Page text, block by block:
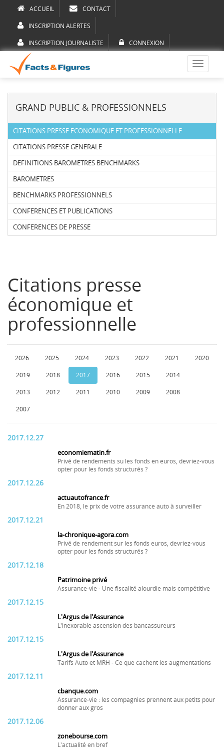
ACCUEIL CONTACT
INSCRIPTION ALERTES
INSCRIPTION JOURNALISTE CONNEXION
Toggle
GRAND PUBLIC & PROFESSIONNELS
CITATIONS PRESSE ECONOMIQUE ET PROFESSIONNELLE
CITATIONS PRESSE GENERALE
DEFINITIONS BAROMETRES BENCHMARKS
BAROMETRES
BENCHMARKS PROFESSIONNELS
CONFERENCES ET PUBLICATIONS
CONFERENCES DE PRESSE
Citations presse
économique et
professionnelle
2026 2025 2024 2023 2022 2021 2020
2019 2018 2017 2016 2015 2014
2013 2012 2011 2010 2009 2008
2007
2017.12.27
economiematin.fr
Privé de rendements su les fonds en euros, devriez-vous
opter pour les fonds structurés ?
2017.12.26
actuautofrance.fr
En 2018, le prix de votre assurance auto à surveiller
2017.12.21
la-chronique-agora.com
Privé de rendement sur les fonds euros, devriez-vous
opter pour les fonds structurés ?
2017.12.18
Patrimoine privé
Assurance-vie - Une fiscalité alourdie mais compétitive
2017.12.15
L'Argus de l'Assurance
L'inexorable ascension des bancassureurs
2017.12.15
L'Argus de l'Assurance
Tarifs Auto et MRH - Ce que cachent les augmentations
2017.12.11
cbanque.com
Assurance-vie : les compagnies prennent aux petits pour
donner aux gros
2017.12.06
zonebourse.com
L'actualité en bref